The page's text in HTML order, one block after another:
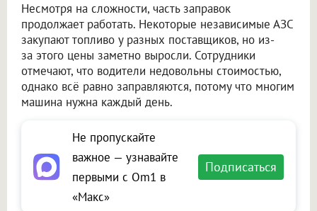
Несмотря на сложности, часть заправок
продолжает работать. Некоторые независимые АЗС
закупают топливо у разных поставщиков, но из-
за этого цены заметно выросли. Сотрудники
отмечают, что водители недовольны стоимостью,
однако всё равно заправляются, потому что многим
машина нужна каждый день.
Не пропускайте
важное — узнавайте
первыми с Om1 в
«Макс»
Подписаться